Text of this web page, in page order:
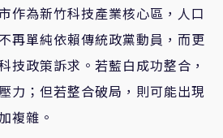
作為新竹科技產業核心區，人口
再單純依賴傳統政黨動員，而更
技政策訴求。若藍白成功整合，
力；但若整合破局，則可能出現
複雜。